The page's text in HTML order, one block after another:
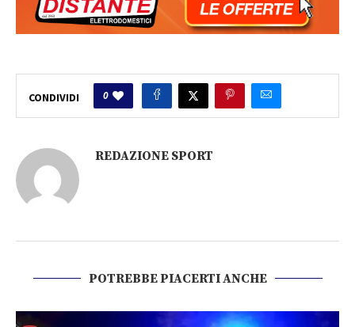
CONDIVIDI 0
REDAZIONE SPORT
POTREBBE PIACERTI ANCHE